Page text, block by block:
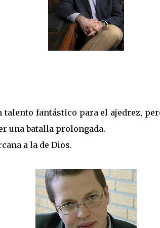
fantástico para el ajedrez,
una batalla prolongada.
a la de Dios.